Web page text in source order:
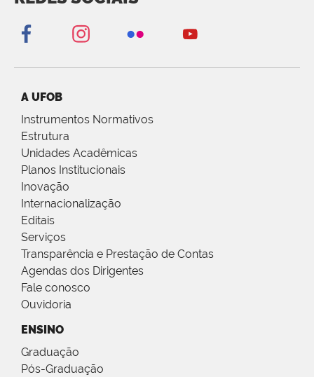
A UFOB
Instrumentos Normativos
Estrutura
Unidades Acadêmicas
Planos Institucionais
Inovação
Internacionalização
Editais
Serviços
Transparência e Prestação de Contas
Agendas dos Dirigentes
Fale conosco
Ouvidoria
ENSINO
Graduação
Pós-Graduação